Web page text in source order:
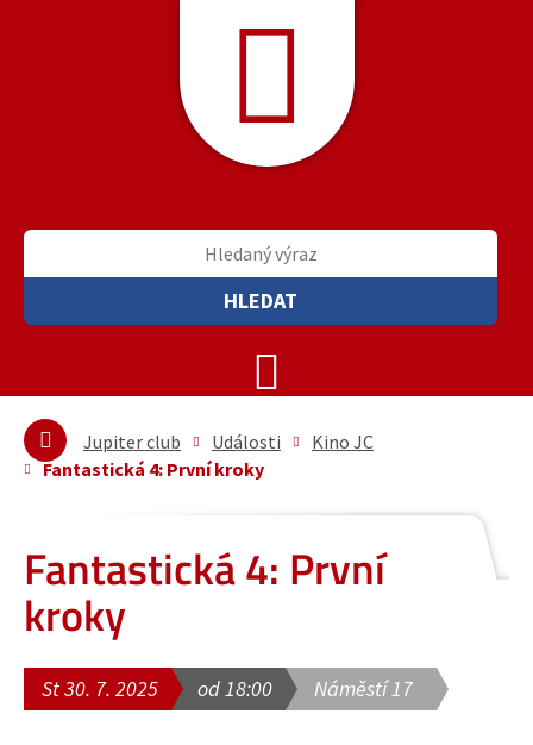
HLEDAT
Jupiter club Události
Kino JC
Fantastická 4: První kroky
Fantastická 4: První
kroky
St 30. 7. 2025 od 18:00 Náměstí 17